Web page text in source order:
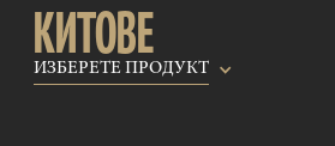
КИТОВЕ
ИЗБЕРЕТЕ ПРОДУКТ